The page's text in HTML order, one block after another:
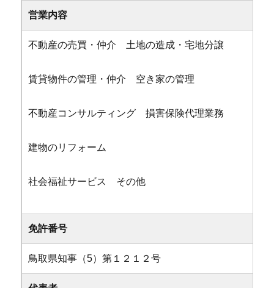
営業内容
不動産の売買・仲介 土地の造成・宅地分譲
賃貸物件の管理・仲介 空き家の管理
不動産コンサルティング 損害保険代理業務
建物のリフォーム
社会福祉サービス その他
免許番号
鳥取県知事（5）第１２１２号